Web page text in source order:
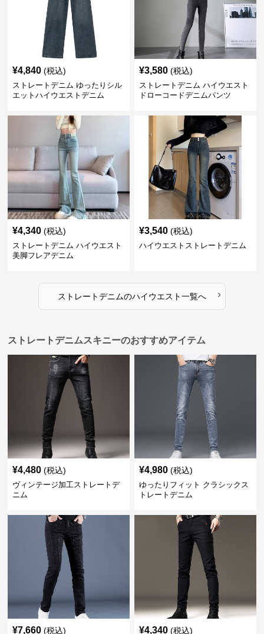
¥4,840 (税込)
ストレートデニム ゆったりシル
エットハイウエストデニム
¥3,580 (税込)
ストレートデニム ハイウエスト
ドローコードデニムパンツ
¥4,340 (税込)
ストレートデニム ハイウエスト
美脚フレアデニム
¥3,540 (税込)
ハイウエストストレートデニム
ストレートデニムのハイウエスト一覧へ ›
ストレートデニムスキニーのおすすめアイテム
¥4,480 (税込)
ヴィンテージ加工ストレートデ
ニム
¥4,980 (税込)
ゆったりフィット クラシックス
トレートデニム
¥7,660 (税込) ¥4,340 (税込)